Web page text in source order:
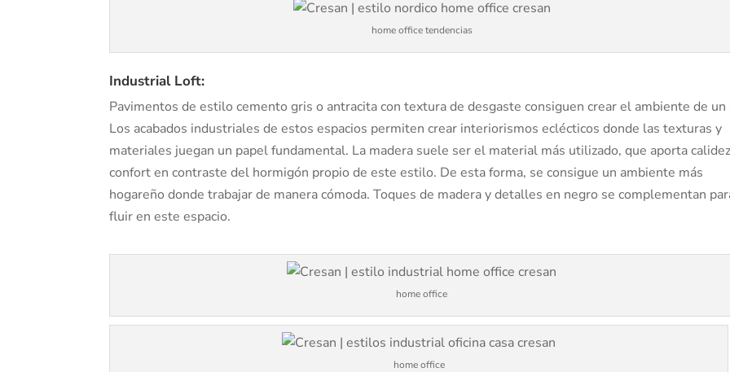
home office tendencias
Industrial Loft:
Pavimentos de estilo cemento gris o antracita con textura de desgaste consiguen crear el ambiente de
Los acabados industriales de estos espacios permiten crear interiorismos eclécticos donde las texturas y
materiales juegan un papel fundamental. La madera suele ser el material más utilizado, que aporta
confort en contraste del hormigón propio de este estilo. De esta forma, se consigue un ambiente más
hogareño donde trabajar de manera cómoda. Toques de madera y detalles en negro se complementan
fluir en este espacio.
home office
home office